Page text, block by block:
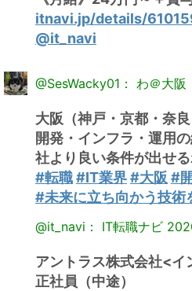
itnavi.jp/details/
@it_navi
@SesWacky01： わ＠大阪
大阪（神戸・京都・奈
開発・インフラ・運用
社より良い条件が出せ
#転職#IT業界#大阪 #
#未来に立ち向かう技術
@it_navi： IT転職ナビ
アントラス株式会社<イ
正社員（中途）